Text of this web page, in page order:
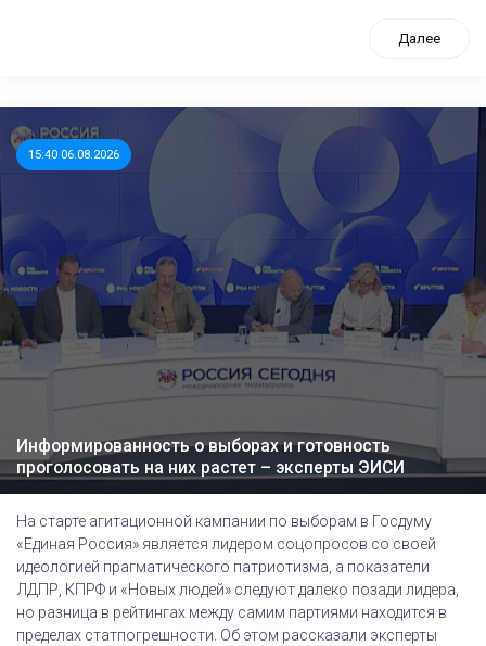
Далее
15:40 06.08.2026
Информированность о выборах и готовность
проголосовать на них растет – эксперты ЭИСИ
На старте агитационной кампании по выборам в Госдуму
«Единая Россия» является лидером соцопросов со своей
идеологией прагматического патриотизма, а показатели
ЛДПР, КПРФ и «Новых людей» следуют далеко позади лидера,
но разница в рейтингах между самим партиями находится в
пределах статпогрешности. Об этом рассказали эксперты